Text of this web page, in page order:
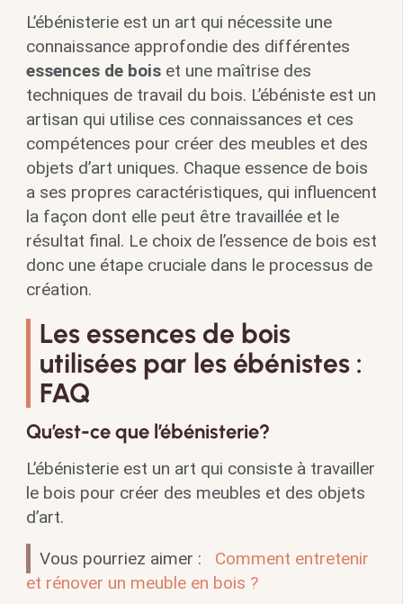
L’ébénisterie est un art qui nécessite une
connaissance approfondie des différentes
essences de boiset une maîtrise des
techniques de travail du bois. L’ébéniste est un
artisan qui utilise ces connaissances et ces
compétences pour créer des meubles et des
objets d’art uniques. Chaque essence de bois
a ses propres caractéristiques, qui influencent
la façon dont elle peut être travaillée et le
résultat final. Le choix de l’essence de bois est
donc une étape cruciale dans le processus de
création.
Les essences de bois
utilisées par les ébénistes :
FAQ
Qu’est-ce que l’ébénisterie?
L’ébénisterie est un art qui consiste à travailler
le bois pour créer des meubles et des objets
d’art.
Vous pourriez aimer :
Comment entretenir
et rénover un meuble en bois ?